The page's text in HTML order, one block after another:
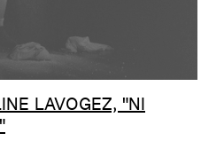
LAVOGEZ, "NI